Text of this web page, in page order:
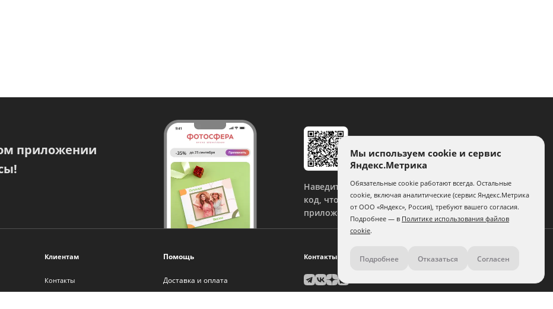
приложении
Наведите камеру на QR-
код, чтобы скачать
приложение.
Клиентам
Контакты
Помощь
Доставка и оплата
Контакты
Мы используем cookie и сервис
Яндекс.Метрика
Обязательные cookie работают всегда. Остальные
cookie, включая аналитические (сервис Яндекс.Метрика
от ООО «Яндекс», Россия), требуют вашего согласия.
Подробнее — в Политике использования файлов
cookie.
Подробнее Отказаться Согласен